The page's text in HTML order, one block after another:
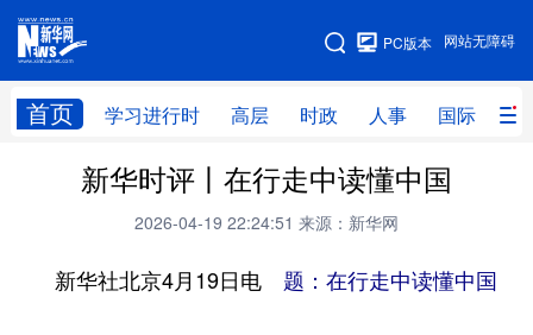
网站无障碍
PC版本
首页 学习进行时 高层 时政 人事 国际 财
网站地图
学习进行时 高层 时政 人事
财经 网评
台湾 思客智库 全球连线 教育
新华时评丨在行走中读懂中国
2026-04-19 22:24:51 来源：新华网
新华社北京4月19日电 题：在行走中读懂中国